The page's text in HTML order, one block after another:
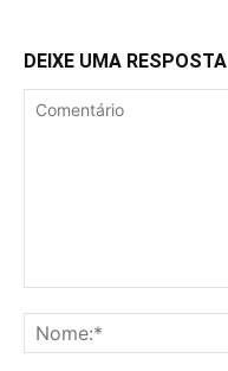
DEIXE UMA RESPOSTA